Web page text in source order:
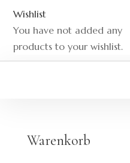
Wishlist
You have not added any
products to your wishlist.
Warenkorb